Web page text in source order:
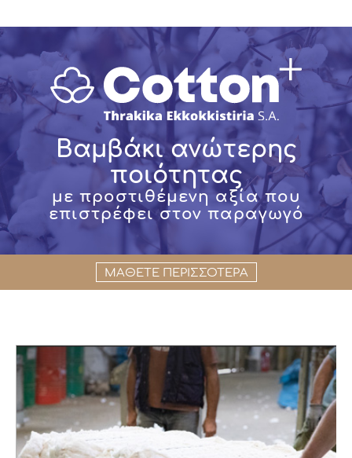
Βαμβάκι ανώτερης
ποιότητας
με προστιθέμενη αξία που
επιστρέφει στον παραγωγό
ΜΑΘΕΤΕ ΠΕΡΙΣΣΟΤΕΡΑ